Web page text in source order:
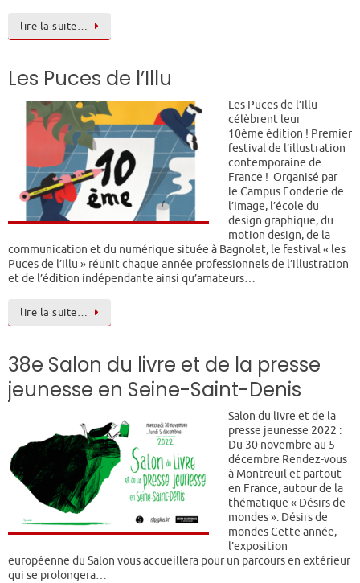
lire la suite…
Les Puces de l’Illu
Les Puces de l’Illu
célèbrent leur
10ème édition ! Premier
festival de l’illustration
contemporaine de
France ! Organisé par
le Campus Fonderie de
l’Image, l’école du
design graphique, du
motion design, de la
communication et du numérique située à Bagnolet, le festival « les
Puces de l’Illu » réunit chaque année professionnels de l’illustration
et de l’édition indépendante ainsi qu’amateurs…
lire la suite…
38e Salon du livre et de la presse
jeunesse en Seine-Saint-Denis
Salon du livre et de la
presse jeunesse 2022 :
Du 30 novembre au 5
décembre Rendez-vous
à Montreuil et partout
en France, autour de la
thématique « Désirs de
mondes ». Désirs de
mondes Cette année,
l’exposition
européenne du Salon vous accueillera pour un parcours en extérieur
qui se prolongera…